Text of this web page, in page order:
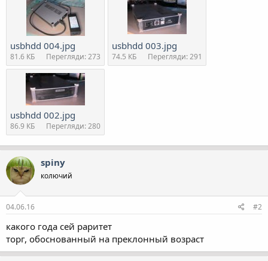
usbhdd 004.jpg
81.6 КБ Перегляди: 273
usbhdd 003.jpg
74.5 КБ Перегляди: 291
usbhdd 002.jpg
86.9 КБ Перегляди: 280
spiny
колючий
04.06.16 #2
какого года сей раритет
торг, обоснованный на преклонный возраст